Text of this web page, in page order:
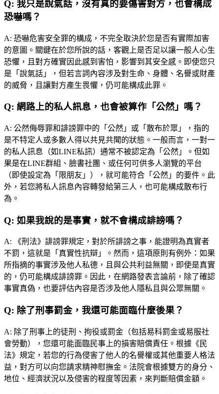
Q: 我只是說氣話，沒有真的要傷害對方，也會構成
恐嚇嗎？
A: 恐嚇危害安全罪的構成，不完全取決於您是否有實際加害
的意圖。關鍵在於您所說的話，客觀上是否足以讓一般人心生
恐懼，且對方確實因此感到害怕，影響到其安全感。即使您只
是「說氣話」，但若言詞內容涉及對生命、身體、名譽或財產
的威脅，且讓對方產生畏懼，仍可能構成此罪。
Q: 網路上的私人訊息，也會被算作「公然」嗎？
A: 公然侮辱罪和誹謗罪中的「公然」或「散布於眾」，指的
是不特定人或多數人得以共見共聞的狀態。一般而言，一對一
的私人訊息（如LINE私訊）通常不被認定為「公然」。但如
果是在LINE群組、臉書社團、或任何可供多人瀏覽的平台
（即使設定為「限朋友」），就可能符合「公然」的要件。此
外，若您將私人訊息內容轉發給第三人，也可能構成散布行
為。
Q: 如果我說的是事實，就不會構成誹謗嗎？
A:
《刑法》誹謗罪規定，對於所誹謗之事，能證明為真實者
不罰，這就是「真實性抗辯」。然而，這項原則有例外：如果
所指摘的事實涉及他人私德，且與公共利益無關，即使是真實
的，仍可能構成誹謗罪。因此，在網路發表言論前，除了確認
事實真偽，也要評估內容是否涉及他人隱私且與公眾無關。
Q: 除了刑事罰金，我還可能面臨什麼後果？
A: 除了刑事上的徒刑、拘役或罰金（包括易科罰金或易服社
會勞動），您還可能面臨民事上的損害賠償責任。根據《民
法》規定，若您的行為侵害了他人的名譽權或其他重要人格法
益，對方可以向您請求精神慰撫金。法院會根據雙方的身分、
地位、經濟狀況以及侵害的程度等因素，來判斷賠償金額。